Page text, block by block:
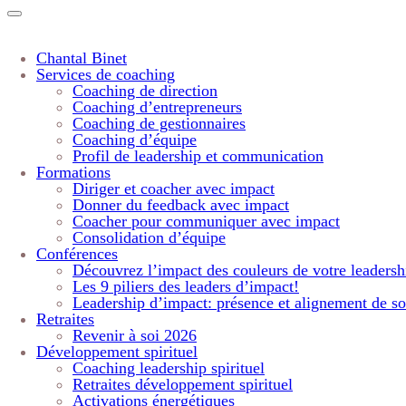
Chantal Binet
Services de coaching
Coaching de direction
Coaching d’entrepreneurs
Coaching de gestionnaires
Coaching d’équipe
Profil de leadership et communication
Formations
Diriger et coacher avec impact
Donner du feedback avec impact
Coacher pour communiquer avec impact
Consolidation d’équipe
Conférences
Découvrez l’impact des couleurs de votre
Les 9 piliers des leaders d’impact!
Leadership d’impact: présence et alignement de
Retraites
Revenir à soi 2026
Développement spirituel
Coaching leadership spirituel
Retraites développement spirituel
Activations énergétiques